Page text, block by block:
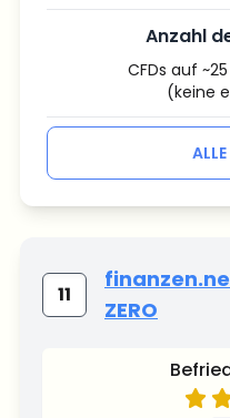
Anzahl
CFDs auf
(keine
11
ZERO